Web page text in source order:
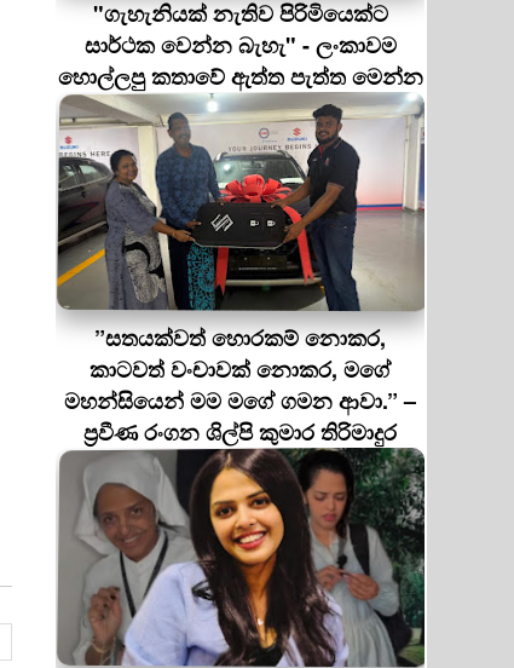
"ගැහැනියක් නැතිව පිරිමියෙක්ට
සාර්ථක වෙන්න බැහැ" - ලංකාවම
හොල්ලපු කතාවේ ඇත්ත පැත්ත මෙන්න
”සතයක්වත් හොරකම් නොකර,
කාටවත් වංචාවක් නොකර, මගේ
මහන්සියෙන් මම මගේ ගමන ආවා.” –
ප්‍රවීණ රංගන ශිල්පි කුමාර තිරිමාදුර